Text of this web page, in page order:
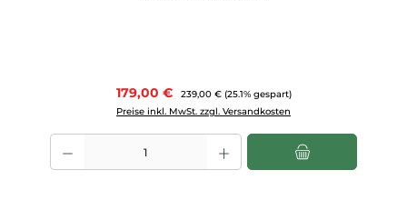
Verkaufspreis:
179,00 € Regulärer Preis:
239,00 € (25.1% gespart)
Preise inkl. MwSt. zzgl. Versandkosten
Produkt Anzahl: Gib den gewünschten Wert ein oder benutze die